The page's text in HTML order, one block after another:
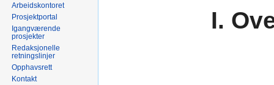
I.
Arbeidskontoret
Prosjektportal
Igangværende
prosjekter
Redaksjonelle
retningslinjer
Opphavsrett
Kontakt